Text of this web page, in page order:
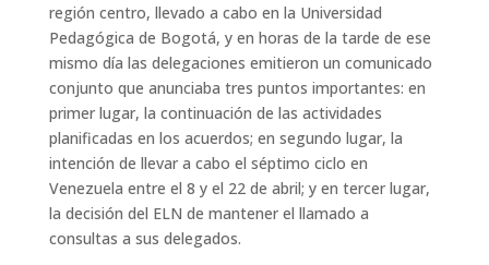
región centro, llevado a cabo en la Universidad
Pedagógica de Bogotá, y en horas de la tarde de ese
mismo día las delegaciones emitieron un comunicado
conjunto que anunciaba tres puntos importantes: en
primer lugar, la continuación de las actividades
planificadas en los acuerdos; en segundo lugar, la
intención de llevar a cabo el séptimo ciclo en
Venezuela entre el 8 y el 22 de abril; y en tercer lugar,
la decisión del ELN de mantener el llamado a
consultas a sus delegados.